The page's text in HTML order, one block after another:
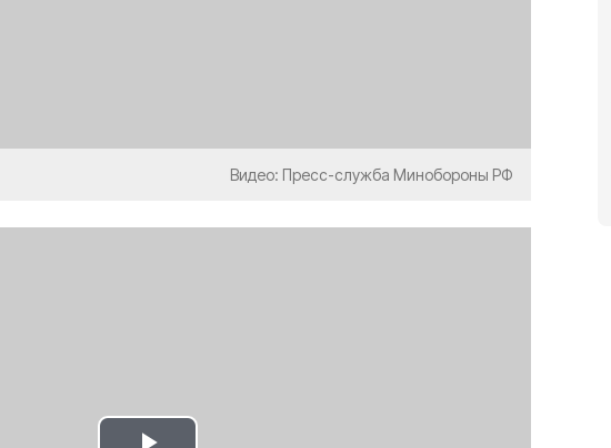
Видео: Пресс-служба Минобороны РФ